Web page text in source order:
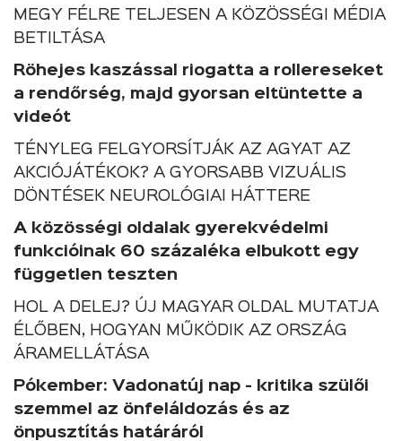
MEGY FÉLRE TELJESEN A KÖZÖSSÉGI MÉDIA
BETILTÁSA
Röhejes kaszással riogatta a rollereseket
a rendőrség, majd gyorsan eltüntette a
videót
TÉNYLEG FELGYORSÍTJÁK AZ AGYAT AZ
AKCIÓJÁTÉKOK? A GYORSABB VIZUÁLIS
DÖNTÉSEK NEUROLÓGIAI HÁTTERE
A közösségi oldalak gyerekvédelmi
funkcióinak 60 százaléka elbukott egy
független teszten
HOL A DELEJ? ÚJ MAGYAR OLDAL MUTATJA
ÉLŐBEN, HOGYAN MŰKÖDIK AZ ORSZÁG
ÁRAMELLÁTÁSA
Pókember: Vadonatúj nap - kritika szülői
szemmel az önfeláldozás és az
önpusztítás határáról